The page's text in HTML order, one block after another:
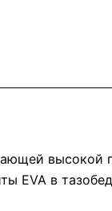
высокой
EVA в